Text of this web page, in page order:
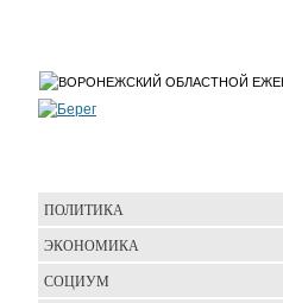
ПОЛИТИКА
ЭКОНОМИКА
СОЦИУМ